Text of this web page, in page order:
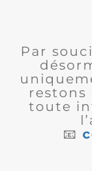
Par
toute
📧